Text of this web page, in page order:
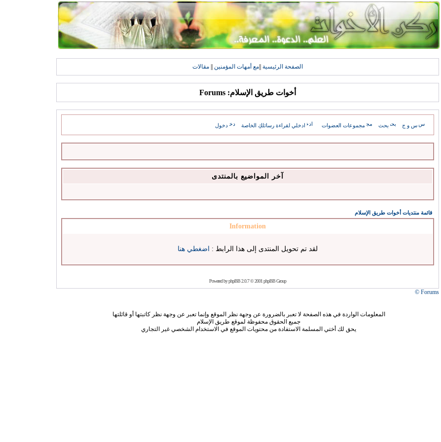
الصفحة الرئيسية مع أمهات المؤمنين مقالات
أخوات طريق الإسلام: Forums
س و ج بحث مجموعات العضوات ادخلي لقراءة رسائلكِ الخاصة دخول
آخر المواضيع بالمنتدى
قائمة منتديات أخوات طريق الإسلام
Information
لقد تم تحويل المنتدى إلى هذا الرابط : اضغطي هنا
Powered byphpBB2.0.7 © 2001 phpBB Group
Forums ©
المعلومات الواردة في هذه الصفحة لا تعبر بالضرورة عن وجهة نظر الموقع وإنما تعبر عن وجهة نظر كاتبتها أو قائلتها
جميع الحقوق محفوظة لموقع طريق الإسلام
يحق لك أختي المسلمة الاستفادة من محتويات الموقع في الاستخدام الشخصي غير التجاري